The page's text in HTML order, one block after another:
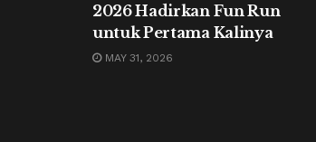
2026 Hadirkan Fun Run
untuk Pertama Kalinya
MAY 31, 2026